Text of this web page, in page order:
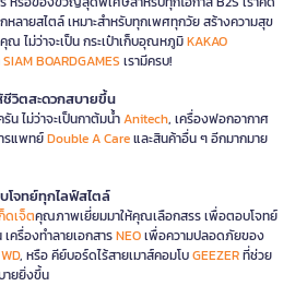
หลายสไตล์ เหมาะสำหรับทุกเพศทุกวัย สร้างความสุข
ไม่ว่าจะเป็น กระเป๋าเก็บอุณหภูมิKAKAO
SIAM BOARDGAMES เรามีครบ!
ชีวิตสะดวกสบายขึ้น
น ไม่ว่าจะเป็นกาต้มน้ำAnitech, เครื่องฟอกอากาศ
รแพทย์Double A Careและสินค้าอื่น ๆ อีกมากมาย
โจทย์ทุกไลฟ์สไตล์
ดเจ็ตคุณภาพเยี่ยมมาให้คุณเลือกสรร เพื่อตอบโจทย์
ครื่องทำลายเอกสารNEOเพื่อความปลอดภัยของ
WD, หรือ คีย์บอร์ดไร้สายเมาส์คอมโบGEEZERที่ช่วย
ายยิ่งขึ้น